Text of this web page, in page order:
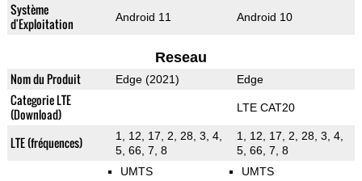
Système
d'Exploitation
Android 11 Android 10
Reseau
Nom du Produit Edge (2021) Edge
Categorie LTE
(Download)
LTE CAT20
LTE (fréquences)
1, 12, 17, 2, 28, 3, 4,
5, 66, 7, 8
1, 12, 17, 2, 28, 3, 4,
5, 66, 7, 8
UMTS UMTS